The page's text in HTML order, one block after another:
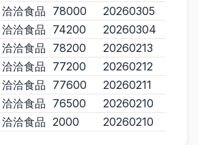
洽洽食品 78000
20260305
洽洽食品 74200
20260304
洽洽食品 78200
20260213
洽洽食品 77200
20260212
洽洽食品 77600
20260211
洽洽食品 76500
20260210
洽洽食品 2000 20260210